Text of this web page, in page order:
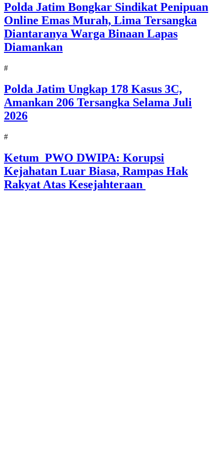
Polda Jatim Bongkar Sindikat Penipuan
Online Emas Murah, Lima Tersangka
Diantaranya Warga Binaan Lapas
Diamankan
#
Polda Jatim Ungkap 178 Kasus 3C,
Amankan 206 Tersangka Selama Juli
2026
#
Ketum PWO DWIPA: Korupsi
Kejahatan Luar Biasa, Rampas Hak
Rakyat Atas Kesejahteraan